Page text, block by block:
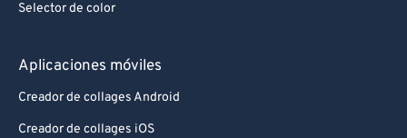
Selector de color
Aplicaciones móviles
Creador de collages Android
Creador de collages iOS